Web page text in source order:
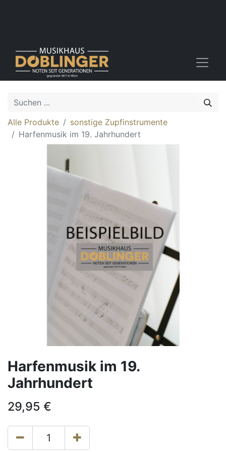
Alle Produkte
sonstige Zupfinstrumente
Harfenmusik im 19. Jahrhundert
Harfenmusik im 19.
Jahrhundert
29,95 €